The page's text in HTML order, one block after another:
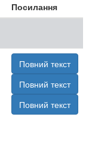
Посилання
Повний текст
Повний текст
Повний текст